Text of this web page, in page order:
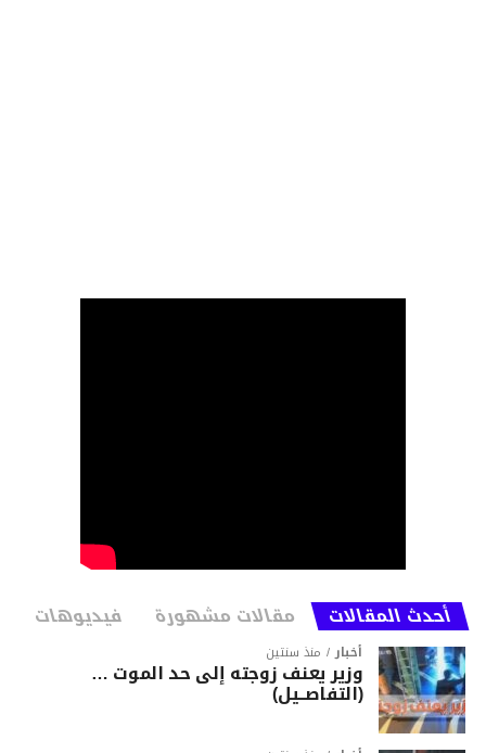
أحدث المقالات مقالات مشهورة فيديوهات
أخبار منذ سنتين
وزير يعنف زوجته إلى حد الموت …
(التفاصــيل)